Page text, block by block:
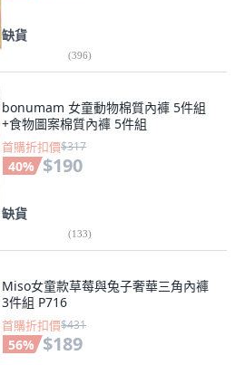
缺貨
(396)
bonumam 女童動物棉質內褲 5件組
+食物圖案棉質內褲 5件組
首購折扣價$317
40% $190
缺貨
(133)
Miso女童款草莓與兔子奢華三角內褲
3件組 P716
首購折扣價$431
56% $189